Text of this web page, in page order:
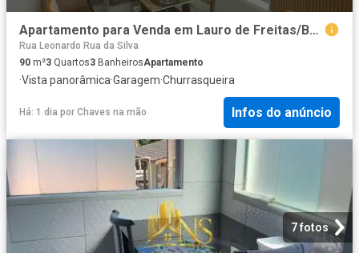
Apartamento para Venda em Lauro de Freitas/BA Buraquinho 3 Quartos
Rua Leonardo Rua da Silva
90 m²3 Quartos3 BanheirosApartamento
·Vista panorâmica·Garagem·Churrasqueira
Há: 1 dia por Chaves na mão Infos do anúncio
7 fotos